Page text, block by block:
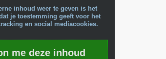
inhoud weer te geven is het
je toestemming geeft voor het
en social mediacookies.
me deze inhoud